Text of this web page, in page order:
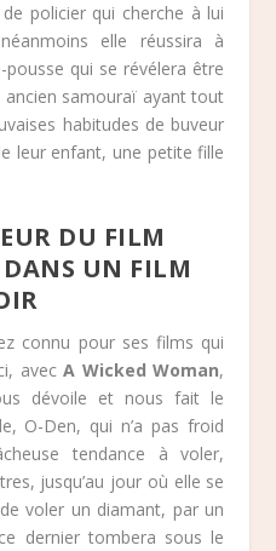
policier qui cherche à lui
elle réussira à
pousse qui se révélera être
ancien samouraï ayant tout
habitudes de buveur
leur enfant, une petite fille
DU FILM
DANS UN FILM
connu pour ses films qui
avecA Wicked Woman,
dévoile et nous fait le
O-Den, qui n’a pas froid
tendance à voler,
jusqu’au jour où elle se
voler un diamant, par un
dernier tombera sous le